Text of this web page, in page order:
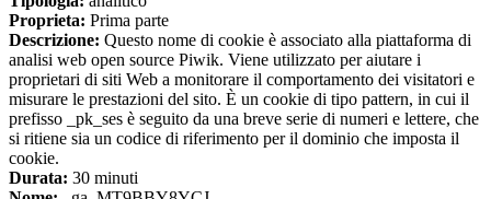
Proprieta: Prima parte
Descrizione: Questo nome di cookie è associato alla piattaforma di
analisi web open source Piwik. Viene utilizzato per aiutare i
proprietari di siti Web a monitorare il comportamento dei visitatori e
misurare le prestazioni del sito. È un cookie di tipo pattern, in cui il
prefisso _pk_ses è seguito da una breve serie di numeri e lettere, che
si ritiene sia un codice di riferimento per il dominio che imposta il
cookie.
Durata: 30 minuti